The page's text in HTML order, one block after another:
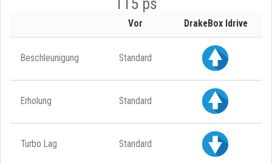
Vor DrakeBox Idrive
Beschleunigung Standard
Erholung Standard
Turbo Lag Standard